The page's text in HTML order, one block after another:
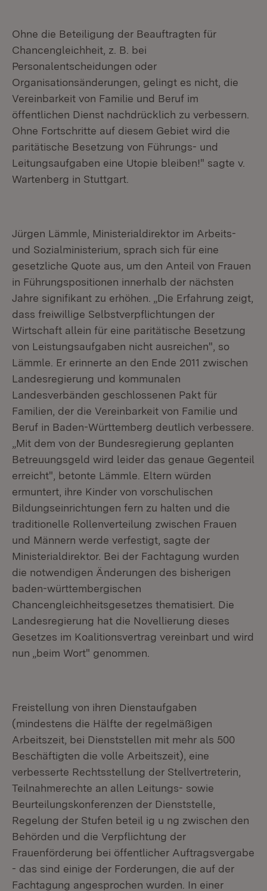
Ohne die Beteiligung der Beauftragten für
Chancengleichheit, z. B. bei
Personalentscheidungen oder
Organisationsänderungen, gelingt es nicht, die
Vereinbarkeit von Familie und Beruf im
öffentlichen Dienst nachdrücklich zu verbessern.
Ohne Fortschritte auf diesem Gebiet wird die
paritätische Besetzung von Führungs- und
Leitungsaufgaben eine Utopie bleiben!" sagte v.
Wartenberg in Stuttgart.
Jürgen Lämmle, Ministerialdirektor im Arbeits-
und Sozialministerium, sprach sich für eine
gesetzliche Quote aus, um den Anteil von Frauen
in Führungspositionen innerhalb der nächsten
Jahre signifikant zu erhöhen. „Die Erfahrung zeigt,
dass freiwillige Selbstverpflichtungen der
Wirtschaft allein für eine paritätische Besetzung
von Leistungsaufgaben nicht ausreichen", so
Lämmle. Er erinnerte an den Ende 2011 zwischen
Landesregierung und kommunalen
Landesverbänden geschlossenen Pakt für
Familien, der die Vereinbarkeit von Familie und
Beruf in Baden-Württemberg deutlich verbessere.
„Mit dem von der Bundesregierung geplanten
Betreuungsgeld wird leider das genaue Gegenteil
erreicht", betonte Lämmle. Eltern würden
ermuntert, ihre Kinder von vorschulischen
Bildungseinrichtungen fern zu halten und die
traditionelle Rollenverteilung zwischen Frauen
und Männern werde verfestigt, sagte der
Ministerialdirektor. Bei der Fachtagung wurden
die notwendigen Änderungen des bisherigen
baden-württembergischen
Chancengleichheitsgesetzes thematisiert. Die
Landesregierung hat die Novellierung dieses
Gesetzes im Koalitionsvertrag vereinbart und wird
nun „beim Wort" genommen.
Freistellung von ihren Dienstaufgaben
(mindestens die Hälfte der regelmäßigen
Arbeitszeit, bei Dienststellen mit mehr als 500
Beschäftigten die volle Arbeitszeit), eine
verbesserte Rechtsstellung der Stellvertreterin,
Teilnahmerechte an allen Leitungs- sowie
Beurteilungskonferenzen der Dienststelle,
Regelung der Stufen beteil ig u ng zwischen den
Behörden und die Verpflichtung der
Frauenförderung bei öffentlicher Auftragsvergabe
- das sind einige der Forderungen, die auf der
Fachtagung angesprochen wurden. In einer